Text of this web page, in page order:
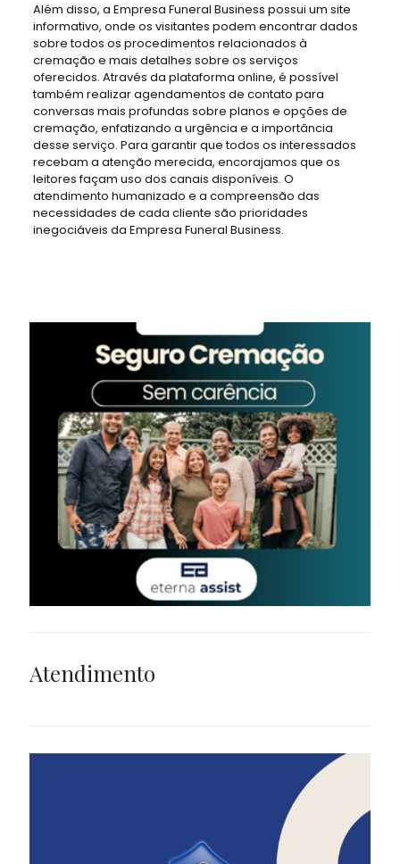
Além disso, a Empresa Funeral Business possui um site
informativo, onde os visitantes podem encontrar dados
sobre todos os procedimentos relacionados à
cremação e mais detalhes sobre os serviços
oferecidos. Através da plataforma online, é possível
também realizar agendamentos de contato para
conversas mais profundas sobre planos e opções de
cremação, enfatizando a urgência e a importância
desse serviço. Para garantir que todos os interessados
recebam a atenção merecida, encorajamos que os
leitores façam uso dos canais disponíveis. O
atendimento humanizado e a compreensão das
necessidades de cada cliente são prioridades
inegociáveis da Empresa Funeral Business.
Atendimento